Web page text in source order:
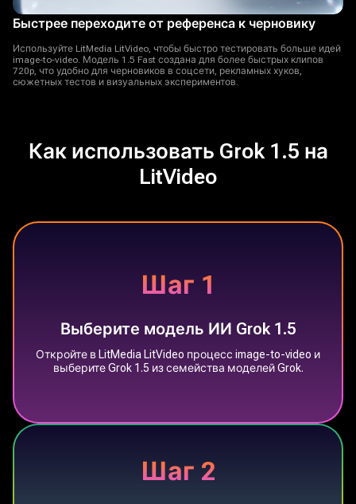
Быстрее переходите от референса к черновику
Используйте LitMedia LitVideo, чтобы быстро тестировать больше идей
image-to-video. Модель 1.5 Fast создана для более быстрых клипов
720p, что удобно для черновиков в соцсети, рекламных хуков,
сюжетных тестов и визуальных экспериментов.
Как использовать Grok 1.5 на
LitVideo
Шаг 1
Выберите модель ИИ Grok 1.5
Откройте в LitMedia LitVideo процесс image-to-video и
выберите Grok 1.5 из семейства моделей Grok.
Шаг 2